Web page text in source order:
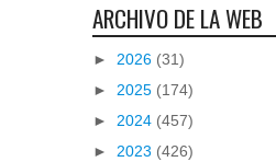
ARCHIVO DE LA WEB
► 2026 (31)
► 2025 (174)
► 2024 (457)
► 2023 (426)